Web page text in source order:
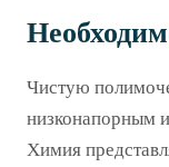
Чистую
низконапорным
Химия